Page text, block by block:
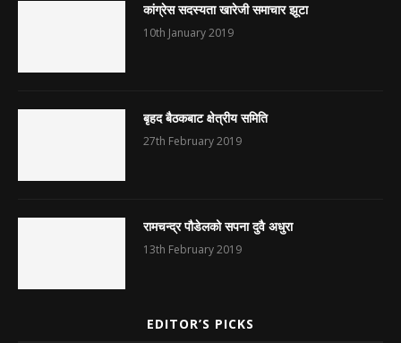
कांग्रेस सदस्यता खारेजी समाचार झूटा
10th January 2019
बृहद बैठकबाट क्षेत्रीय समिति
27th February 2019
रामचन्द्र पौडेलको सपना दुवै अधुरा
13th February 2019
EDITOR’S PICKS